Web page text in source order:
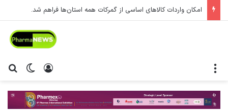
امکان واردات کالاهای اساسی از گمرکات همه استان‌ها فراهم شد.
تغییر ورود